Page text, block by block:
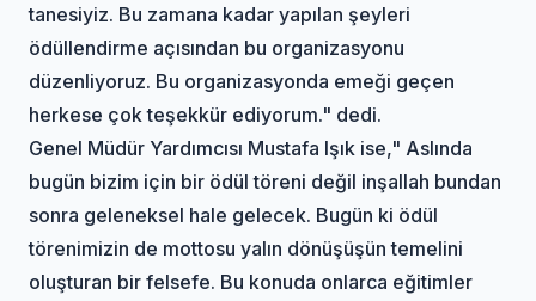
tanesiyiz. Bu zamana kadar yapılan şeyleri
ödüllendirme açısından bu organizasyonu
düzenliyoruz. Bu organizasyonda emeği geçen
herkese çok teşekkür ediyorum." dedi.
Genel Müdür Yardımcısı Mustafa Işık ise," Aslında
bugün bizim için bir ödül töreni değil inşallah bundan
sonra geleneksel hale gelecek. Bugün ki ödül
törenimizin de mottosu yalın dönüşüşün temelini
oluşturan bir felsefe. Bu konuda onlarca eğitimler